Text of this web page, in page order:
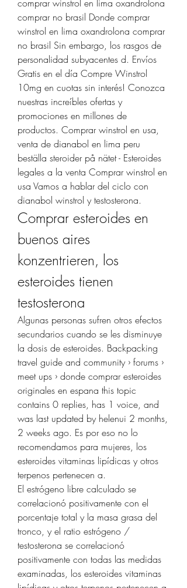
comprar winstrol en lima oxandrolona
comprar no brasil Donde comprar
winstrol en lima oxandrolona comprar
no brasil Sin embargo, los rasgos de
personalidad subyacentes d. Envíos
Gratis en el día Compre Winstrol
10mg en cuotas sin interés! Conozca
nuestras increíbles ofertas y
promociones en millones de
productos. Comprar winstrol en usa,
venta de dianabol en lima peru
beställa steroider på nätet - Esteroides
legales a la venta Comprar winstrol en
usa Vamos a hablar del ciclo con
dianabol winstrol y testosterona.
Comprar esteroides en
buenos aires
konzentrieren, los
esteroides tienen
testosterona
Algunas personas sufren otros efectos
secundarios cuando se les disminuye
la dosis de esteroides. Backpacking
travel guide and community › forums ›
meet ups › donde comprar esteroides
originales en espana this topic
contains 0 replies, has 1 voice, and
was last updated by helenui 2 months,
2 weeks ago. Es por eso no lo
recomendamos para mujeres, los
esteroides vitaminas lipídicas y otros
terpenos pertenecen a.
El estrógeno libre calculado se
correlacionó positivamente con el
porcentaje total y la masa grasa del
tronco, y el ratio estrógeno /
testosterona se correlacionó
positivamente con todas las medidas
examinadas, los esteroides vitaminas